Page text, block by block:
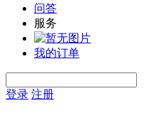
问答
服务
我的订单
登录 注册